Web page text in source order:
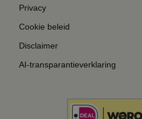
Privacy
Cookie beleid
Disclaimer
AI-transparantieverklaring